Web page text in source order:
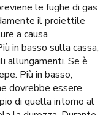
le fughe di gas
il proiettile
a causa
in basso sulla cassa,
allungamenti. Se è
Più in basso,
dovrebbe essere
di quella intorno al